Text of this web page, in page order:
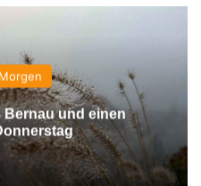
Bernau und einen